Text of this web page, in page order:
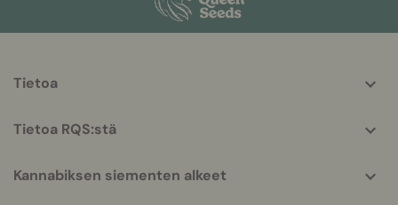
helpful
Tietoa
Tietoa RQS:stä
Kannabiksen siementen alkeet